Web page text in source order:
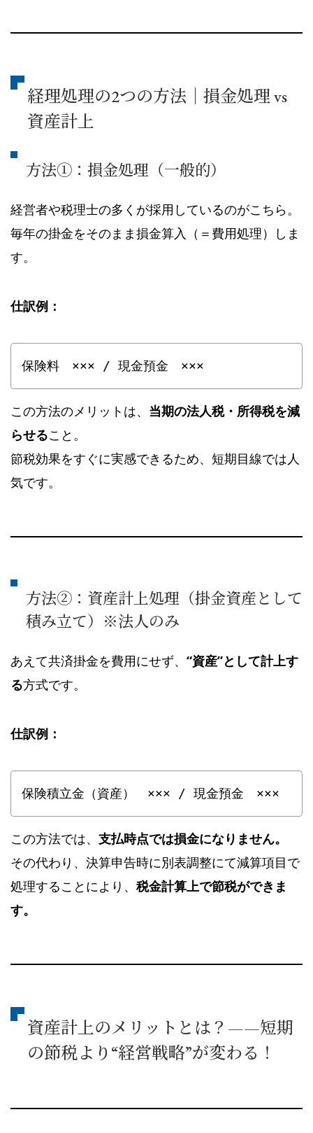
経理処理の2つの方法｜損金処理 vs
資産計上
方法①：損金処理（一般的）
経営者や税理士の多くが採用しているのがこちら。
毎年の掛金をそのまま損金算入（＝費用処理）しま
す。
仕訳例：
保険料　××× / 現金預金　×××
この方法のメリットは、 当期の法人税・所得税を減
らせること。
節税効果をすぐに実感できるため、短期目線では人
気です。
方法②：資産計上処理（掛金資産として
積み立て）※法人のみ
あえて共済掛金を費用にせず、 “資産”として計上す
る方式です。
仕訳例：
保険積立金（資産）　××× / 現金預金　×××
この方法では、 支払時点では損金になりません。
その代わり、決算申告時に別表調整にて減算項目で
処理することにより、 税金計算上で節税ができま
す。
資産計上のメリットとは？——短期
の節税より“経営戦略”が変わる！